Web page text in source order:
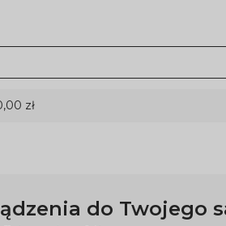
zł
do Twojego